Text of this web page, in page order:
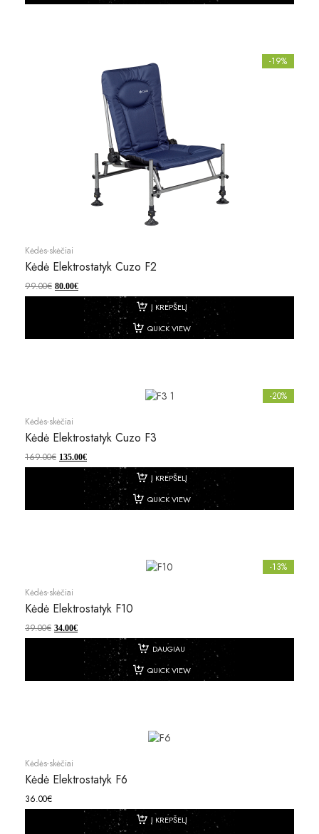
-19%
Kėdės-skėčiai
Kėdė Elektrostatyk Cuzo F2
99.00€ 80.00€
Į KREPŠELĮ
QUICK VIEW
-20%
Kėdės-skėčiai
Kėdė Elektrostatyk Cuzo F3
169.00€ 135.00€
Į KREPŠELĮ
QUICK VIEW
-13%
Kėdės-skėčiai
Kėdė Elektrostatyk F10
39.00€ 34.00€
DAUGIAU
QUICK VIEW
Kėdės-skėčiai
Kėdė Elektrostatyk F6
36.00€
Į KREPŠELĮ